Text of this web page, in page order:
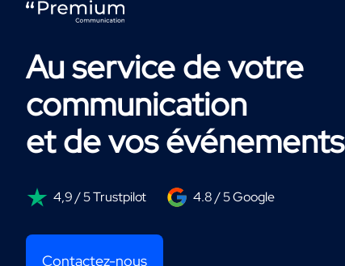
Au service de votre
communication
et de vos événements
4,9 / 5 Trustpilot 4.8 / 5 Google
Contactez-nous